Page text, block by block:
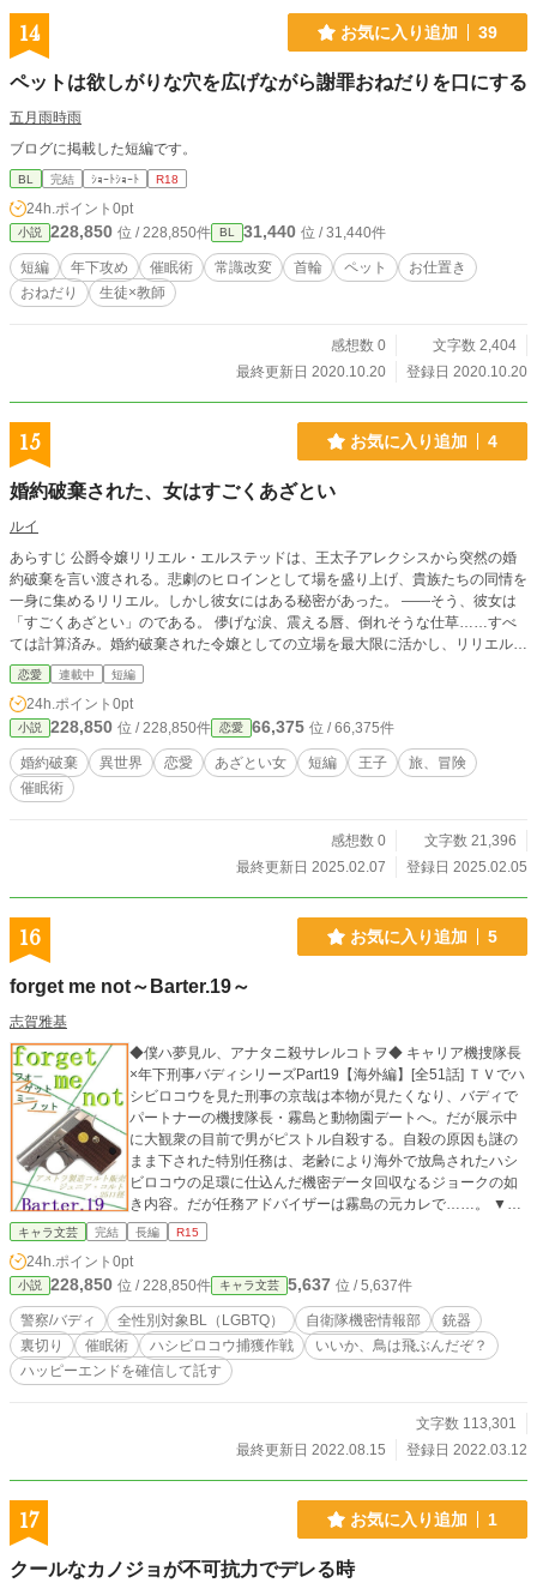
14 お気に入り追加 39
ペットは欲しがりな穴を広げながら謝罪おねだりを口にする
五月雨時雨
ブログに掲載した短編です。
BL 完結 ｼｮｰﾄｼｮｰﾄ R18
24h.ポイント 0pt
小説 228,850 位 / 228,850件 BL 31,440 位 / 31,440件
短編 年下攻め 催眠術 常識改変 首輪 ペット
お仕置き
おねだり
生徒×教師
感想数 0
文字数 2,404
最終更新日 2020.10.20
登録日 2020.10.20
15 お気に入り追加 4
婚約破棄された、女はすごくあざとい
ルイ
あらすじ 公爵令嬢リリエル・エルステッドは、王太子アレクシスから突然の婚
約破棄を言い渡される。悲劇のヒロインとして場を盛り上げ、貴族たちの同情を
一身に集めるリリエル。しかし彼女にはある秘密があった。 ——そう、彼女は
「すごくあざとい」のである。 儚げな涙、震える唇、倒れそうな仕草……すべ
ては計算済み。婚約破棄された令嬢としての立場を最大限に活かし、リリエルは
「可憐で哀れな令嬢」として新たな人生を歩み始める。 しかし、そんな彼女の
前に現れたのは、思わぬ人物たちだった。 「……君、本当に悲しんでるの
か？」 「リリエル様、今度こそ私があなたをお救いします！」 涙を武器に、あ
ざとく生きるリリエルの婚約破棄後の人生は、思わぬ方向へと転がり始める
——！
恋愛 連載中 短編
24h.ポイント 0pt
小説 228,850 位 / 228,850件 恋愛 66,375 位 / 66,375件
婚約破棄 異世界 恋愛 あざとい女 短編 王子
旅、冒険
催眠術
感想数 0
文字数 21,396
最終更新日 2025.02.07
登録日 2025.02.05
16 お気に入り追加 5
forget me not～Barter.19～
志賀雅基
◆僕ハ夢見ル、アナタニ殺サレルコトヲ◆ キャリア機捜隊長
×年下刑事バディシリーズPart19【海外編】[全51話] ＴＶでハ
シビロコウを見た刑事の京哉は本物が見たくなり、バディで
パートナーの機捜隊長・霧島と動物園デートへ。だが展示中
に大観衆の目前で男がピストル自殺する。自殺の原因も謎の
まま下された特別任務は、老齢により海外で放鳥されたハシ
ビロコウの足環に仕込んだ機密データ回収なるジョークの如
き内容。だが任務アドバイザーは霧島の元カレで……。 ▼▼
▼ 【シリーズ中、何処からでもどうぞ】 【BL特有シーンは
＋・ステキブンゲイにＲ無指定版／エブリスタにR15版を掲
載】
キャラ文芸 完結 長編 R15
24h.ポイント 0pt
小説 228,850 位 / 228,850件 キャラ文芸 5,637 位 / 5,637件
警察/バディ 全性別対象BL（LGBTQ） 自衛隊機密情報部
銃器
裏切り
催眠術 ハシビロコウ捕獲作戦
いいか、鳥は飛ぶんだぞ？
ハッピーエンドを確信して託す
文字数 113,301
最終更新日 2022.08.15
登録日 2022.03.12
17 お気に入り追加 1
クールなカノジョが不可抗力でデレる時